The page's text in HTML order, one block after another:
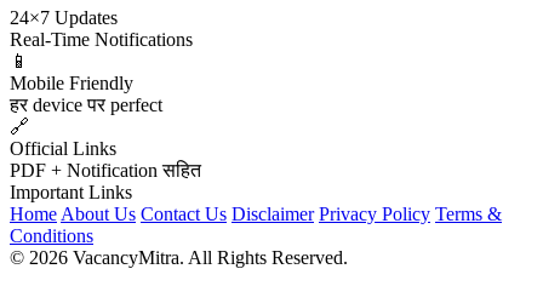
24×7 Updates
Real-Time Notifications
📱
Mobile Friendly
हर device पर perfect
🔗
Official Links
PDF + Notification सहित
Important Links
Home About Us Contact Us Disclaimer Privacy Policy Terms &
Conditions
© 2026 VacancyMitra. All Rights Reserved.